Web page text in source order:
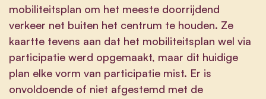
mobiliteitsplan om het meeste doorrijdend
verkeer net buiten het centrum te houden. Ze
kaartte tevens aan dat het mobiliteitsplan wel via
participatie werd opgemaakt, maar dit huidige
plan elke vorm van participatie mist. Er is
onvoldoende of niet afgestemd met de